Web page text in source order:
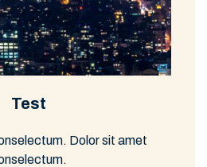
Test
Dolor sit amet